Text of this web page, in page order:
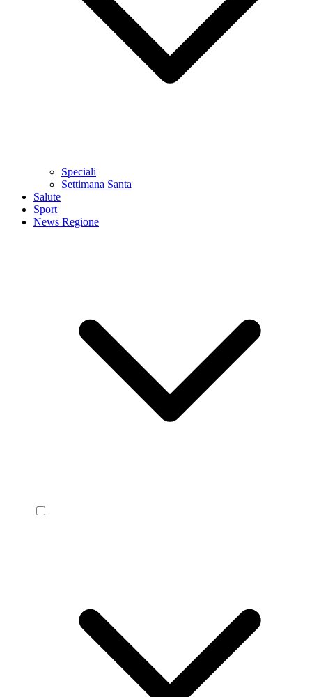
Speciali
Settimana Santa
Salute
Sport
News Regione